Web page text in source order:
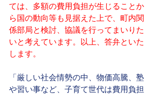
ては、多額の費用負担が生じることか
ら国の動向等も見据えた上で、町内関
係部局と検討、協議を行ってまいりた
いと考えています。以上、答弁といた
します。
「厳しい社会情勢の中、物価高騰、塾
や習い事など、子育て世代は費用負担